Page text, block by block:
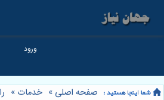
صفحه اصلی » خدمات »